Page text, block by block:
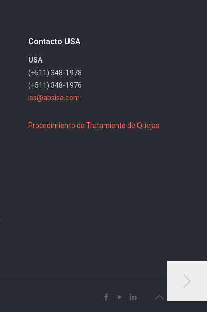
Contacto USA
USA
(+511) 348-1978
(+511) 348-1976
iss@absisa.com
Procedimiento de Tratamiento de Quejas